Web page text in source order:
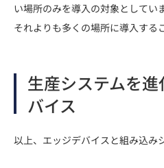
い場所のみを導入の対象としてい
それよりも多くの場所に導入する
生産システムを
バイス
以上、エッジデバイスと組み込み